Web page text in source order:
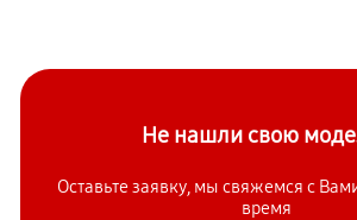
Не нашли свою
Оставьте заявку, мы свяжемся с
время